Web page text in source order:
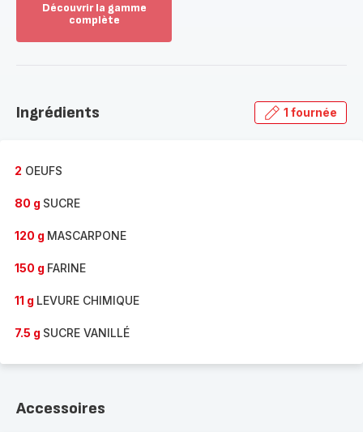
Découvrir la gamme
complète
gamme
Ingrédients 1 fournée
2 OEUFS
80 g SUCRE
120 g MASCARPONE
150 g FARINE
11 g LEVURE CHIMIQUE
7.5 g SUCRE VANILLÉ
Accessoires